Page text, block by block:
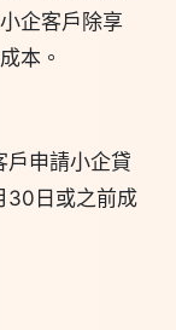
企客戶除享
本。
申請小企貸
30日或之前成